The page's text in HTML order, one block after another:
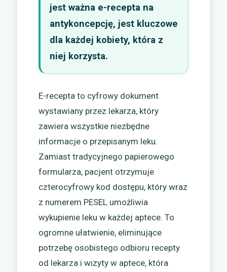
jest ważna e-recepta na
antykoncepcję, jest kluczowe
dla każdej kobiety, która z
niej korzysta.
E-recepta to cyfrowy dokument
wystawiany przez lekarza, który
zawiera wszystkie niezbędne
informacje o przepisanym leku.
Zamiast tradycyjnego papierowego
formularza, pacjent otrzymuje
czterocyfrowy kod dostępu, który wraz
z numerem PESEL umożliwia
wykupienie leku w każdej aptece. To
ogromne ułatwienie, eliminujące
potrzebę osobistego odbioru recepty
od lekarza i wizyty w aptece, która